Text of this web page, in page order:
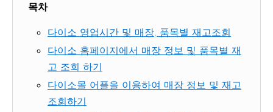
목차
다이소 영업시간 및 매장, 품목별 재고조회
다이소 홈페이지에서 매장 정보 및 품목별 재
고 조회 하기
다이소몰 어플을 이용하여 매장 정보 및 재고
조회하기